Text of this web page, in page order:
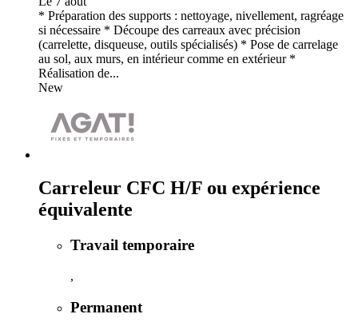
* Préparation des supports : nettoyage, nivellement, ragréage
si nécessaire * Découpe des carreaux avec précision
(carrelette, disqueuse, outils spécialisés) * Pose de carrelage
au sol, aux murs, en intérieur comme en extérieur *
Réalisation de...
New
Carreleur CFC H/F ou expérience
équivalente
Travail temporaire
,
Permanent